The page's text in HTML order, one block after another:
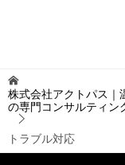
株式会社アクトパス｜
の専門コンサルティン
トラブル対応